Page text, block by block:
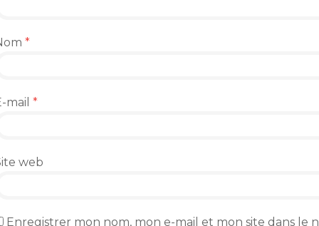
*
mail *
web
Enregistrer mon nom, mon e-mail et mon site dans